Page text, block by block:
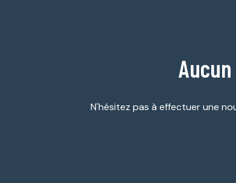
N'hésitez pas à effectuer une